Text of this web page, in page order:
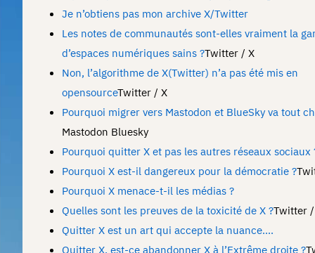
Je n’obtiens pas mon archive X/Twitter
Les notes de communautés sont-elles vraiment la
d’espaces numériques sains ?Twitter / X
Non, l’algorithme de X(Twitter) n’a pas été mis en
opensourceTwitter / X
Pourquoi migrer vers Mastodon et BlueSky va tout
Mastodon Bluesky
Pourquoi quitter X et pas les autres réseaux sociaux
Pourquoi X est-il dangereux pour la démocratie ?
Pourquoi X menace-t-il les médias ?
Quelles sont les preuves de la toxicité de X ?Twitter
Quitter X est un art qui accepte la nuance....
Quitter X, est-ce abandonner X à l’Extrême droite ?